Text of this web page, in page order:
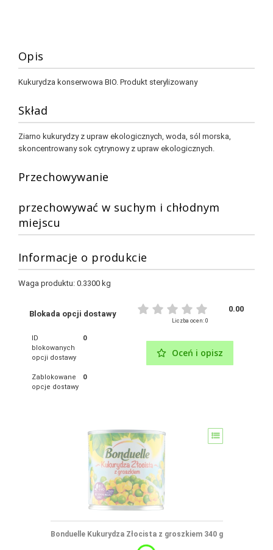
Opis
Kukurydza konserwowa BIO. Produkt sterylizowany
Skład
Ziarno kukurydzy z upraw ekologicznych, woda, sól morska,
skoncentrowany sok cytrynowy z upraw ekologicznych.
Przechowywanie
przechowywać w suchym i chłodnym
miejscu
Informacje o produkcie
Waga produktu: 0.3300 kg
Blokada opcji dostawy
ID
blokowanych
opcji dostawy
0
Zablokowane
opcje dostawy
0
0.00
Liczba ocen: 0
Oceń i opisz
Bonduelle Kukurydza Złocista z groszkiem 340 g